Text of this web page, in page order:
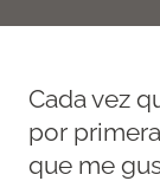
Cada vez
por
que me